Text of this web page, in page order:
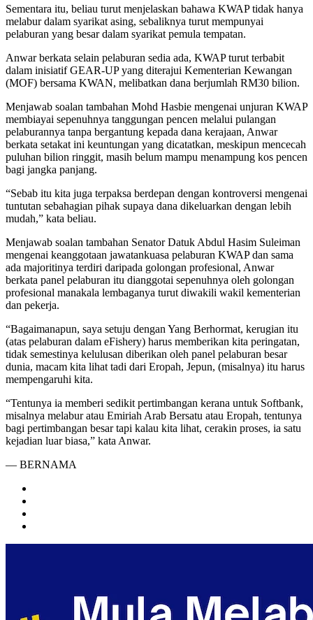
Sementara itu, beliau turut menjelaskan bahawa KWAP tidak hanya
melabur dalam syarikat asing, sebaliknya turut mempunyai
pelaburan yang besar dalam syarikat pemula tempatan.
Anwar berkata selain pelaburan sedia ada, KWAP turut terbabit
dalam inisiatif GEAR-UP yang diterajui Kementerian Kewangan
(MOF) bersama KWAN, melibatkan dana berjumlah RM30 bilion.
Menjawab soalan tambahan Mohd Hasbie mengenai unjuran KWAP
membiayai sepenuhnya tanggungan pencen melalui pulangan
pelaburannya tanpa bergantung kepada dana kerajaan, Anwar
berkata setakat ini keuntungan yang dicatatkan, meskipun mencecah
puluhan bilion ringgit, masih belum mampu menampung kos pencen
bagi jangka panjang.
“Sebab itu kita juga terpaksa berdepan dengan kontroversi mengenai
tuntutan sebahagian pihak supaya dana dikeluarkan dengan lebih
mudah,” kata beliau.
Menjawab soalan tambahan Senator Datuk Abdul Hasim Suleiman
mengenai keanggotaan jawatankuasa pelaburan KWAP dan sama
ada majoritinya terdiri daripada golongan profesional, Anwar
berkata panel pelaburan itu dianggotai sepenuhnya oleh golongan
profesional manakala lembaganya turut diwakili wakil kementerian
dan pekerja.
“Bagaimanapun, saya setuju dengan Yang Berhormat, kerugian itu
(atas pelaburan dalam eFishery) harus memberikan kita peringatan,
tidak semestinya kelulusan diberikan oleh panel pelaburan besar
dunia, macam kita lihat tadi dari Eropah, Jepun, (misalnya) itu harus
mempengaruhi kita.
“Tentunya ia memberi sedikit pertimbangan kerana untuk Softbank,
misalnya melabur atau Emiriah Arab Bersatu atau Eropah, tentunya
bagi pertimbangan besar tapi kalau kita lihat, cerakin proses, ia satu
kejadian luar biasa,” kata Anwar.
— BERNAMA